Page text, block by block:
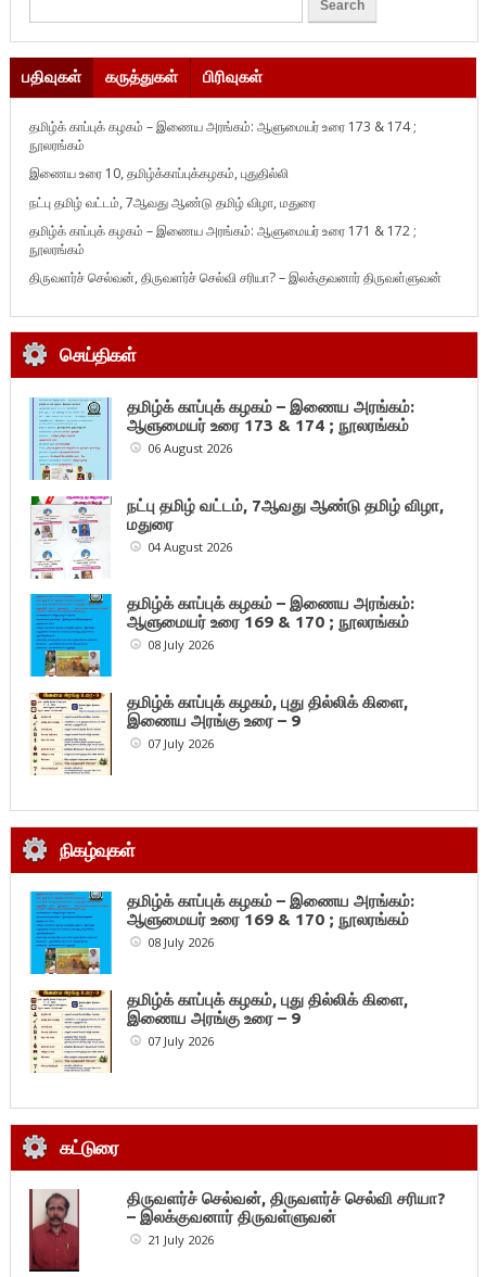
பதிவுகள் கருத்துகள் பிரிவுகள்
தமிழ்க் காப்புக் கழகம் – இணைய அரங்கம்: ஆளுமையர் உரை 173 & 174 ;
நூலரங்கம்
இணைய உரை 10, தமிழ்க்காப்புக்கழகம், புதுதில்லி
நட்பு தமிழ் வட்டம், 7ஆவது ஆண்டு தமிழ் விழா, மதுரை
தமிழ்க் காப்புக் கழகம் – இணைய அரங்கம்: ஆளுமையர் உரை 171 & 172 ;
நூலரங்கம்
திருவளர்ச் செல்வன், திருவளர்ச் செல்வி சரியா? – இலக்குவனார் திருவள்ளுவன்
செய்திகள்
தமிழ்க் காப்புக் கழகம் – இணைய அரங்கம்:
ஆளுமையர் உரை 173 & 174 ; நூலரங்கம்
06 August 2026
நட்பு தமிழ் வட்டம், 7ஆவது ஆண்டு தமிழ் விழா,
மதுரை
04 August 2026
தமிழ்க் காப்புக் கழகம் – இணைய அரங்கம்:
ஆளுமையர் உரை 169 & 170 ; நூலரங்கம்
08 July 2026
தமிழ்க் காப்புக் கழகம், புது தில்லிக் கிளை,
இணைய அரங்கு உரை – 9
07 July 2026
நிகழ்வுகள்
தமிழ்க் காப்புக் கழகம் – இணைய அரங்கம்:
ஆளுமையர் உரை 169 & 170 ; நூலரங்கம்
08 July 2026
தமிழ்க் காப்புக் கழகம், புது தில்லிக் கிளை,
இணைய அரங்கு உரை – 9
07 July 2026
கட்டுரை
திருவளர்ச் செல்வன், திருவளர்ச் செல்வி சரியா?
– இலக்குவனார் திருவள்ளுவன்
21 July 2026